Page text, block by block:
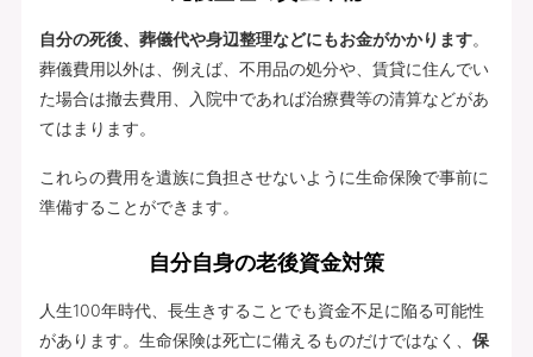
自分の死後、葬儀代や身辺整理などにもお金がかかります。
葬儀費用以外は、例えば、不用品の処分や、賃貸に住んでい
た場合は撤去費用、入院中であれば治療費等の清算などがあ
てはまります。
これらの費用を遺族に負担させないように生命保険で事前に
準備することができます。
自分自身の老後資金対策
人生100年時代、長生きすることでも資金不足に陥る可能性
があります。生命保険は死亡に備えるものだけではなく、 保